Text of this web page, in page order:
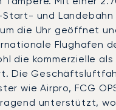
und
die Uhr geöffnet
Flughafen
die kommerzielle
Die
wie Airpro, FCG
unterstützt,